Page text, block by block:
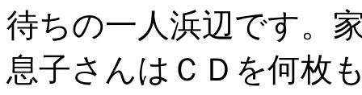
待ちの一人浜辺です。
息子さんはＣＤを何枚